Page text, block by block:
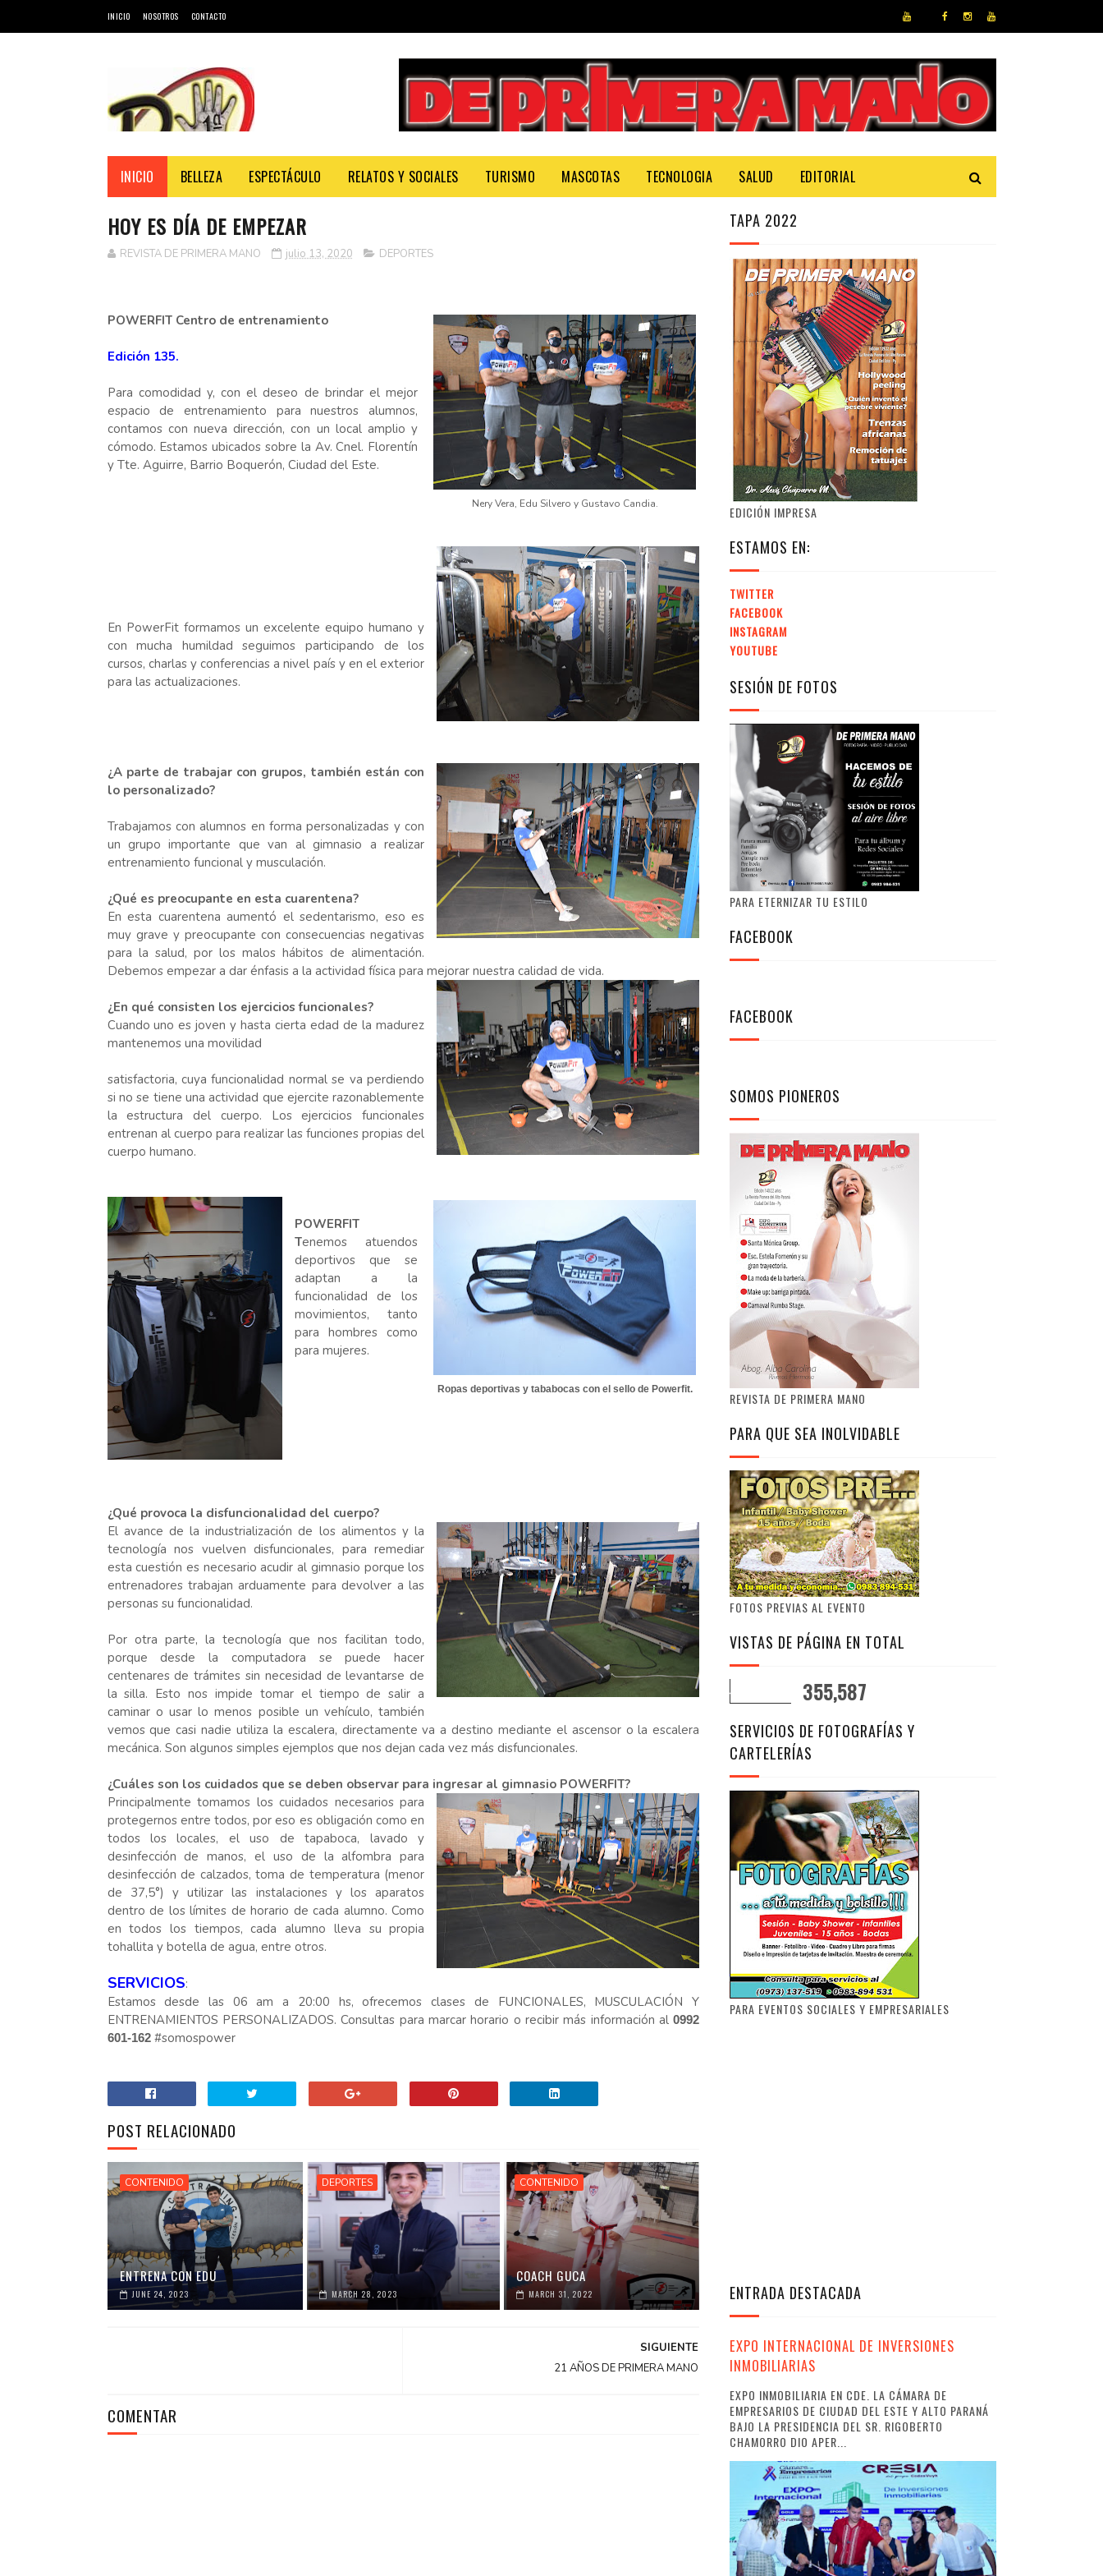
INICIO NOSOTROS CONTACTO
REVISTA
INICIO BELLEZA ESPECTÁCULO RELATOS Y SOCIALES TURISMO MASCOTAS TECNOLOGIA SALUD EDITORIAL
HOY ES DÍA DE EMPEZAR
REVISTA DE PRIMERA MANO julio 13, 2020 DEPORTES
Nery Vera, Edu Silvero y Gustavo Candia.
POWERFIT Centro de entrenamiento
Edición 135.
Para comodidad y, con el deseo de brindar el mejor
espacio de entrenamiento para nuestros alumnos,
contamos con nueva dirección, con un local amplio y
cómodo. Estamos ubicados sobre la Av. Cnel. Florentín
y Tte. Aguirre, Barrio Boquerón, Ciudad del Este.
En PowerFit formamos un excelente equipo humano y
con mucha humildad seguimos participando de los
cursos, charlas y conferencias a nivel país y en el exterior
para las actualizaciones.
¿A parte de trabajar con grupos, también están con
lo personalizado?
Trabajamos con alumnos en forma personalizadas y con
un grupo importante que van al gimnasio a realizar
entrenamiento funcional y musculación.
¿Qué es preocupante en esta cuarentena?
En esta cuarentena aumentó el sedentarismo, eso es
muy grave y preocupante con consecuencias negativas
para la salud, por los malos hábitos de alimentación.
Debemos empezar a dar énfasis a la actividad física para mejorar nuestra calidad de vida.
¿En qué consisten los ejercicios funcionales?
Cuando uno es joven y hasta cierta edad de la madurez
mantenemos una movilidad
satisfactoria, cuya funcionalidad normal se va perdiendo
si no se tiene una actividad que ejercite razonablemente
la estructura del cuerpo. Los ejercicios funcionales
entrenan al cuerpo para realizar las funciones propias del
cuerpo humano.
Ropas deportivas y tababocas con el sello de Powerfit.
POWERFIT
Tenemos atuendos
deportivos que se
adaptan a la
funcionalidad de los
movimientos, tanto
para hombres como
para mujeres.
¿Qué provoca la disfuncionalidad del cuerpo?
El avance de la industrialización de los alimentos y la
tecnología nos vuelven disfuncionales, para remediar
esta cuestión es necesario acudir al gimnasio porque los
entrenadores trabajan arduamente para devolver a las
personas su funcionalidad.
Por otra parte, la tecnología que nos facilitan todo,
porque desde la computadora se puede hacer
centenares de trámites sin necesidad de levantarse de
la silla. Esto nos impide tomar el tiempo de salir a
caminar o usar lo menos posible un vehículo, también
vemos que casi nadie utiliza la escalera, directamente va a destino mediante el ascensor o la escalera
mecánica. Son algunos simples ejemplos que nos dejan cada vez más disfuncionales.
¿Cuáles son los cuidados que se deben observar para ingresar al gimnasio POWERFIT?
Principalmente tomamos los cuidados necesarios para
protegernos entre todos, por eso es obligación como en
todos los locales, el uso de tapaboca, lavado y
desinfección de manos, el uso de la alfombra para
desinfección de calzados, toma de temperatura (menor
de 37,5°) y utilizar las instalaciones y los aparatos
dentro de los límites de horario de cada alumno. Como
en todos los tiempos, cada alumno lleva su propia
tohallita y botella de agua, entre otros.
SERVICIOS:
Estamos desde las 06 am a 20:00 hs, ofrecemos clases de FUNCIONALES, MUSCULACIÓN Y
ENTRENAMIENTOS PERSONALIZADOS. Consultas para marcar horario o recibir más información al0992
601-162 #somospower
POST RELACIONADO
CONTENIDO
ENTRENA CON EDU
JUNE 24, 2023
DEPORTES
MARCH 28, 2023
CONTENIDO
COACH GUCA
MARCH 31, 2022
SIGUIENTE
21 AÑOS DE PRIMERA MANO
COMENTAR
TAPA 2022
EDICIÓN IMPRESA
ESTAMOS EN:
TWITTER
FACEBOOK
INSTAGRAM
YOUTUBE
SESIÓN DE FOTOS
PARA ETERNIZAR TU ESTILO
FACEBOOK
FACEBOOK
SOMOS PIONEROS
REVISTA DE PRIMERA MANO
PARA QUE SEA INOLVIDABLE
FOTOS PREVIAS AL EVENTO
VISTAS DE PÁGINA EN TOTAL
355,587
SERVICIOS DE FOTOGRAFÍAS Y
CARTELERÍAS
PARA EVENTOS SOCIALES Y EMPRESARIALES
ENTRADA DESTACADA
EXPO INTERNACIONAL DE INVERSIONES
INMOBILIARIAS
EXPO INMOBILIARIA EN CDE. LA CÁMARA DE
EMPRESARIOS DE CIUDAD DEL ESTE Y ALTO PARANÁ
BAJO LA PRESIDENCIA DEL SR. RIGOBERTO
CHAMORRO DIO APER...